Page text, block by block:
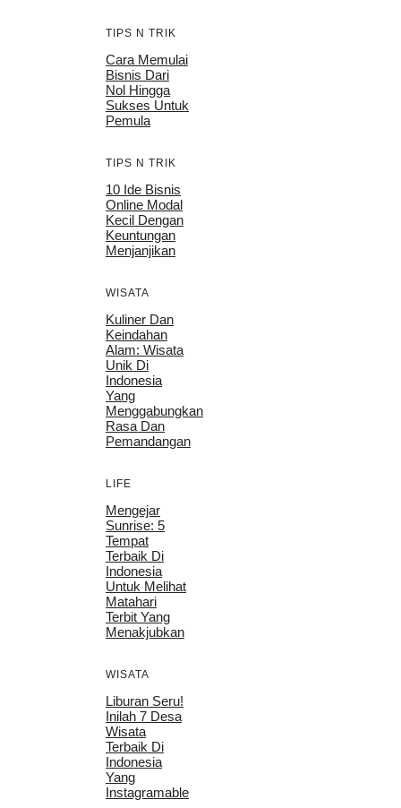
TIPS N TRIK
Cara Memulai
Bisnis Dari
Nol Hingga
Sukses Untuk
Pemula
TIPS N TRIK
10 Ide Bisnis
Online Modal
Kecil Dengan
Keuntungan
Menjanjikan
WISATA
Kuliner Dan
Keindahan
Alam: Wisata
Unik Di
Indonesia
Yang
Menggabungkan
Rasa Dan
Pemandangan
LIFE
Mengejar
Sunrise: 5
Tempat
Terbaik Di
Indonesia
Untuk Melihat
Matahari
Terbit Yang
Menakjubkan
WISATA
Liburan Seru!
Inilah 7 Desa
Wisata
Terbaik Di
Indonesia
Yang
Instagramable